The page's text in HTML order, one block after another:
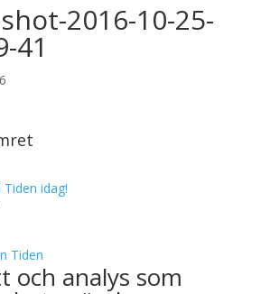
2016-10-25-
41
idag!
och analys som